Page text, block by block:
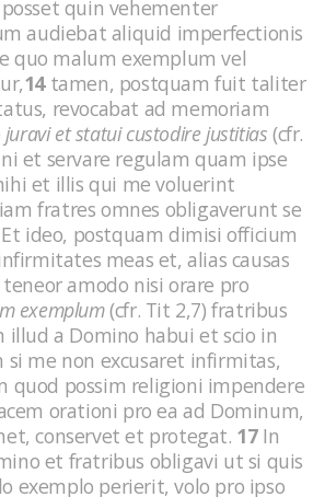
quin vehementer
audiebat aliquid imperfectionis
quo malum exemplum vel
14 tamen, postquam fuit taliter
revocabat ad memoriam
juravi et statui custodire justitias (cfr.
et servare regulam quam ipse
et illis qui me voluerint
fratres omnes obligaverunt se
ideo, postquam dimisi officium
meas et, alias causas
amodo nisi orare pro
exemplum(cfr. Tit 2,7) fratribus
illud a Domino habui et scio in
me non excusaret infirmitas,
quod possim religioni impendere
orationi pro ea ad Dominum,
conservet et protegat. 17 In
et fratribus obligavi ut si quis
exemplo perierit, volo pro ipso